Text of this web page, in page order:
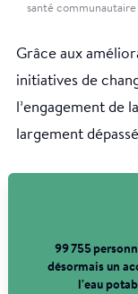
santé
Grâce aux
initiatives de
l’engagement de
largement
99 755
désormais un
l'eau